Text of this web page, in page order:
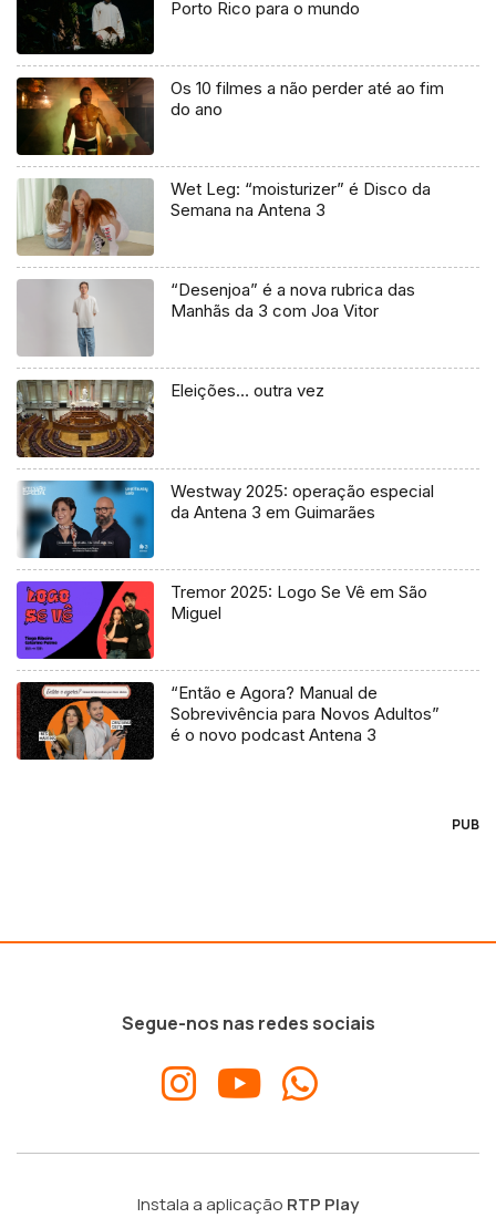
Porto Rico para o mundo
Os 10 filmes a não perder até ao fim
do ano
Wet Leg: “moisturizer” é Disco da
Semana na Antena 3
“Desenjoa” é a nova rubrica das
Manhãs da 3 com Joa Vitor
Eleições… outra vez
Westway 2025: operação especial
da Antena 3 em Guimarães
Tremor 2025: Logo Se Vê em São
Miguel
“Então e Agora? Manual de
Sobrevivência para Novos Adultos”
é o novo podcast Antena 3
PUB
Segue-nos nas redes sociais
Instala a aplicação RTP Play